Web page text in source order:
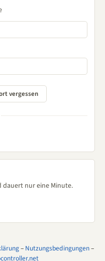
dauert nur eine Minute.
– Nutzungsbedingungen–